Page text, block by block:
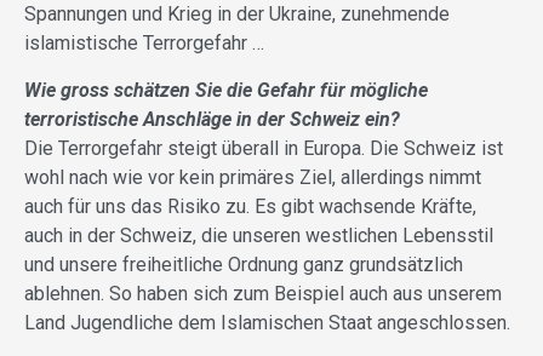
Spannungen und Krieg in der Ukraine, zunehmende
islamistische Terrorgefahr …
Wie gross schätzen Sie die Gefahr für mögliche
terroristische Anschläge in der Schweiz ein?
Die Terrorgefahr steigt überall in Europa. Die Schweiz ist
wohl nach wie vor kein primäres Ziel, allerdings nimmt
auch für uns das Risiko zu. Es gibt wachsende Kräfte,
auch in der Schweiz, die unseren westlichen Lebensstil
und unsere freiheitliche Ordnung ganz grundsätzlich
ablehnen. So haben sich zum Beispiel auch aus unserem
Land Jugendliche dem Islamischen Staat angeschlossen.